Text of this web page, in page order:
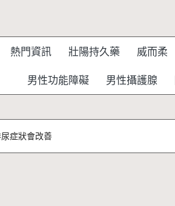
熱門資訊 壯陽持久藥 威而柔
男性功能障礙 男性攝護腺
症狀會改善